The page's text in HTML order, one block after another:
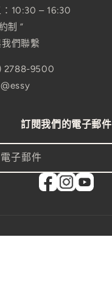
10:30 – 16:30
制 ”
們聯繫
2788-9500
訂閱我們的電子郵件
電子郵件